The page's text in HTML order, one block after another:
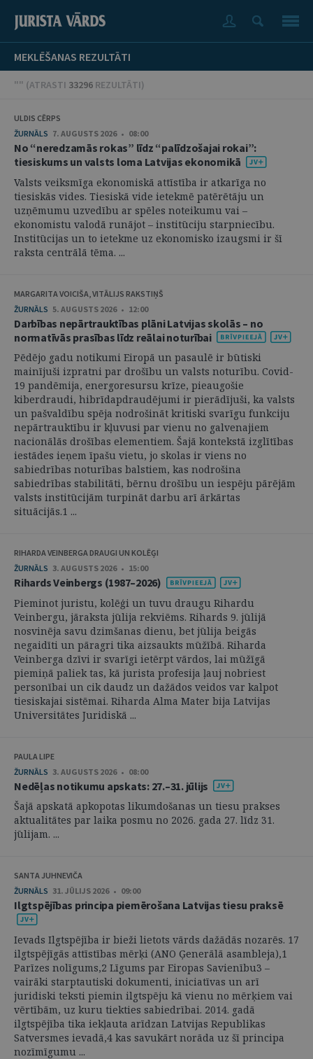
MEKLĒŠANAS REZULTĀTI
"" (ATRASTI 33296 REZULTĀTI)
ULDIS CĒRPS
ŽURNĀLS 7. AUGUSTS 2026 • 08:00
No “neredzamās rokas” līdz “palīdzošajai rokai”:
tiesiskums un valsts loma Latvijas ekonomikā
Valsts veiksmīga ekonomiskā attīstība ir atkarīga no
tiesiskās vides. Tiesiskā vide ietekmē patērētāju un
uzņēmumu uzvedību ar spēles noteikumu vai –
ekonomistu valodā runājot – institūciju starpniecību.
Institūcijas un to ietekme uz ekonomisko izaugsmi ir šī
raksta centrālā tēma. ...
MARGARITA VOICIŠA, VITĀLIJS RAKSTIŅŠ
ŽURNĀLS 5. AUGUSTS 2026 • 12:00
Darbības nepārtrauktības plāni Latvijas skolās – no
normatīvās prasības līdz reālai noturībai
Pēdējo gadu notikumi Eiropā un pasaulē ir būtiski
mainījuši izpratni par drošību un valsts noturību. Covid-
19 pandēmija, energoresursu krīze, pieaugošie
kiberdraudi, hibrīdapdraudējumi ir pierādījuši, ka valsts
un pašvaldību spēja nodrošināt kritiski svarīgu funkciju
nepārtrauktību ir kļuvusi par vienu no galvenajiem
nacionālās drošības elementiem. Šajā kontekstā izglītības
iestādes ieņem īpašu vietu, jo skolas ir viens no
sabiedrības noturības balstiem, kas nodrošina
sabiedrības stabilitāti, bērnu drošību un iespēju pārējām
valsts institūcijām turpināt darbu arī ārkārtas
situācijās.1 ...
RIHARDA VEINBERGA DRAUGI UN KOLĒĢI
ŽURNĀLS 3. AUGUSTS 2026 • 15:00
Rihards Veinbergs (1987–2026)
Pieminot juristu, kolēģi un tuvu draugu Rihardu
Veinbergu, jāraksta jūlija rekviēms. Rihards 9. jūlijā
nosvinēja savu dzimšanas dienu, bet jūlija beigās
negaidīti un pāragri tika aizsaukts mūžībā. Riharda
Veinberga dzīvi ir svarīgi ietērpt vārdos, lai mūžīgā
piemiņā paliek tas, kā jurista profesija ļauj nobriest
personībai un cik daudz un dažādos veidos var kalpot
tiesiskajai sistēmai. Riharda Alma Mater bija Latvijas
Universitātes Juridiskā ...
PAULA LIPE
ŽURNĀLS 3. AUGUSTS 2026 • 08:00
Nedēļas notikumu apskats: 27.–31. jūlijs
Šajā apskatā apkopotas likumdošanas un tiesu prakses
aktualitātes par laika posmu no 2026. gada 27. līdz 31.
jūlijam. ...
SANTA JUHNEVIČA
ŽURNĀLS 31. JŪLIJS 2026 • 09:00
Ilgtspējības principa piemērošana Latvijas tiesu praksē
Ievads Ilgtspējība ir bieži lietots vārds dažādās nozarēs. 17
ilgtspējīgās attīstības mērķi (ANO Ģenerālā asambleja),1
Parīzes nolīgums,2 Līgums par Eiropas Savienību3 –
vairāki starptautiski dokumenti, iniciatīvas un arī
juridiski teksti piemin ilgtspēju kā vienu no mērķiem vai
vērtībām, uz kuru tiekties sabiedrībai. 2014. gadā
ilgtspējība tika iekļauta arīdzan Latvijas Republikas
Satversmes ievadā,4 kas savukārt norāda uz šī principa
nozīmīgumu ...